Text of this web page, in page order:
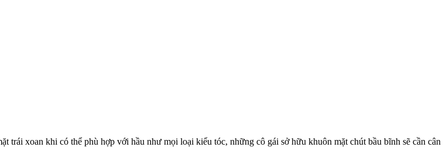
trái xoan khi có thể phù hợp với hầu như mọi loại kiểu tóc, những cô gái sở hữu khuôn mặt chút bầu bĩnh sẽ cần cân